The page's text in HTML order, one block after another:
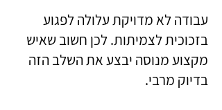
עבודה לא מדויקת עלולה לפגוע
בזכוכית לצמיתות. לכן חשוב שאיש
מקצוע מנוסה יבצע את השלב הזה
בדיוק מרבי.